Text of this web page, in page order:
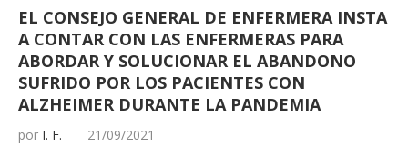
EL CONSEJO GENERAL DE ENFERMERA INSTA
A CONTAR CON LAS ENFERMERAS PARA
ABORDAR Y SOLUCIONAR EL ABANDONO
SUFRIDO POR LOS PACIENTES CON
ALZHEIMER DURANTE LA PANDEMIA
por I. F. 21/09/2021